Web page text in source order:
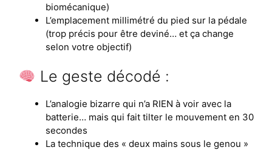
biomécanique)
L’emplacement millimétré du pied sur la pédale
(trop précis pour être deviné… et ça change
selon votre objectif)
Le geste décodé :
L’analogie bizarre qui n’a RIEN à voir avec la
batterie… mais qui fait tilter le mouvement en 30
secondes
La technique des « deux mains sous le genou »